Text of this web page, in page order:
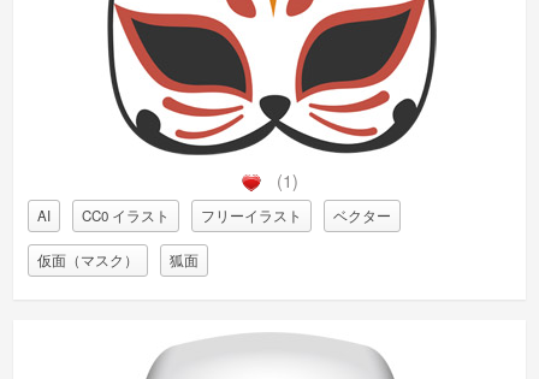
(1)
AI CC0 イラスト フリーイラスト ベクター
仮面（マスク） 狐面